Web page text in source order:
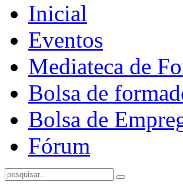
Inicial
Eventos
Mediateca de
Bolsa de
Bolsa de
Fórum